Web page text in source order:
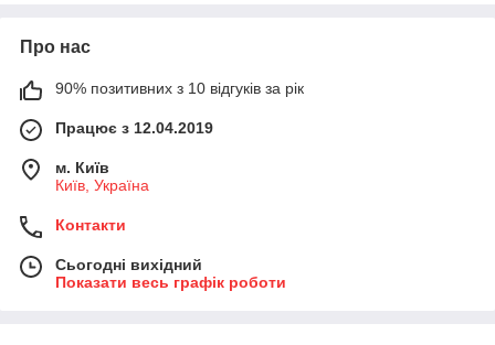
Про нас
90% позитивних з 10 відгуків за рік
Працює з 12.04.2019
м. Київ
Київ, Україна
Контакти
Сьогодні вихідний
Показати весь графік роботи